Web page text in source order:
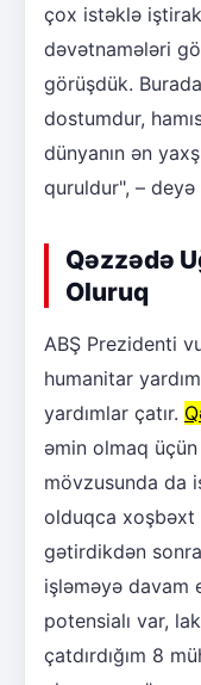
çox istəklə
dəvətnamələri
görüşdük.
dostumdur,
dünyanın ən
quruldur", – deyə
Qəzzədə
Oluruq
ABŞ Prezidenti
humanitar
yardımlar çatır.
əmin olmaq üçün
mövzusunda da
olduqca xoşbəxt
gətirdikdən
işləməyə davam
potensialı var,
çatdırdığım 8